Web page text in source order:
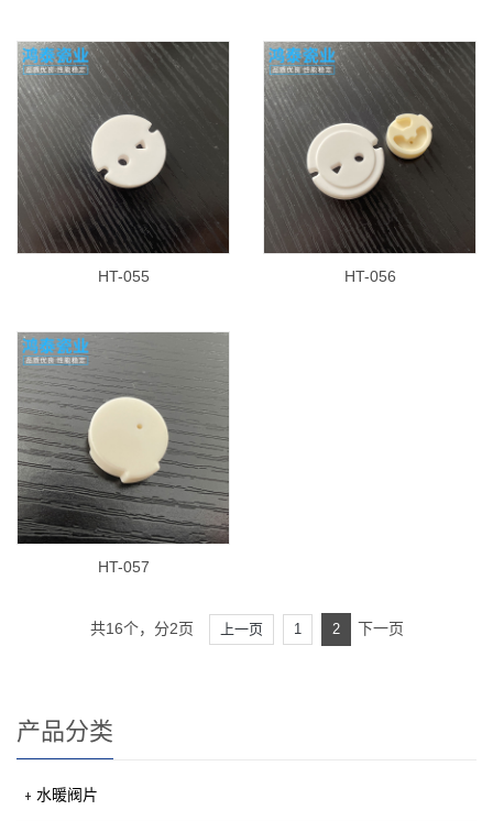
HT-055 HT-056
HT-057
共16个，分2页 上一页 1 2 下一页
产品分类
水暖阀片